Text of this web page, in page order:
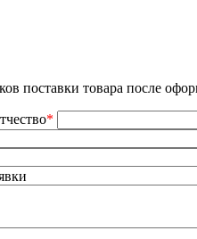
поставки товара после
*